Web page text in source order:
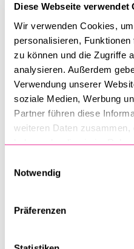
Diese Webseite verwendet
Wir verwenden Cookies,
personalisieren,
zu können und die Zugriffe
analysieren. Außerdem
Verwendung unserer
soziale Medien, Werbung
Partner führen diese
weiteren Daten zusammen,
Notwendig
Präferenzen
Kann ich meine
während dem
Wie muss ich
angerechnet zu
Ich plane einen
meines